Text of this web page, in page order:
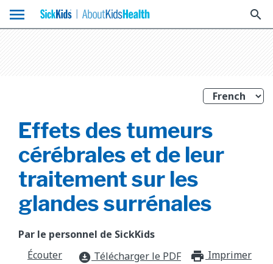
menu search
Effets des tumeurs
cérébrales et de leur
traitement sur les
glandes surrénales
Par le personnel de SickKids
Écouter
download_for_offline Télécharger le PDF Imprimer